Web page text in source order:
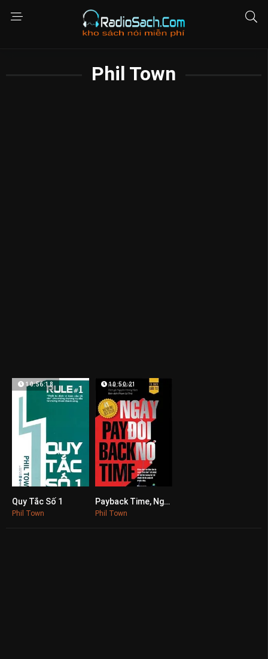
Phil Town
10:56:18
Quy Tắc Số 1
Phil Town
0
10:50:21
Payback Time, Ngày Đòi Nợ
Phil Town